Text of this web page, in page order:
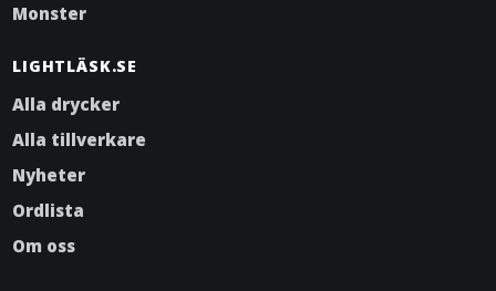
Monster
LIGHTLÄSK.SE
Alla drycker
Alla tillverkare
Nyheter
Ordlista
Om oss